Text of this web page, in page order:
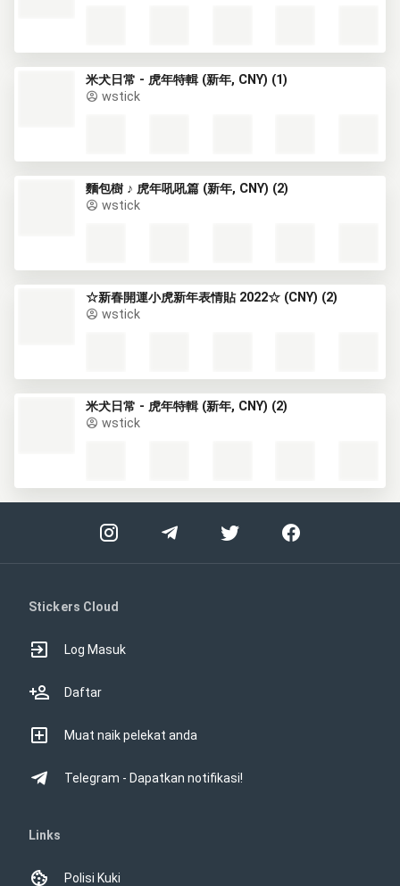
米犬日常 - 虎年特輯 (新年, CNY) (1)
wstick
麵包樹 ♪ 虎年吼吼篇 (新年, CNY) (2)
wstick
☆新春開運小虎新年表情貼 2022☆ (CNY) (2)
wstick
米犬日常 - 虎年特輯 (新年, CNY) (2)
wstick
Stickers Cloud
Log Masuk
Daftar
Muat naik pelekat anda
Telegram - Dapatkan notifikasi!
Links
Polisi Kuki